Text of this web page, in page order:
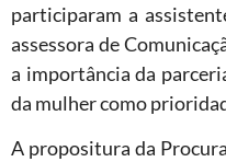
participaram a
assessora de
a importância da
da mulher como
A propositura da